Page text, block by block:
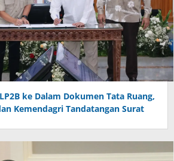
ke Dalam Dokumen Tata Ruang,
Kemendagri Tandatangan Surat